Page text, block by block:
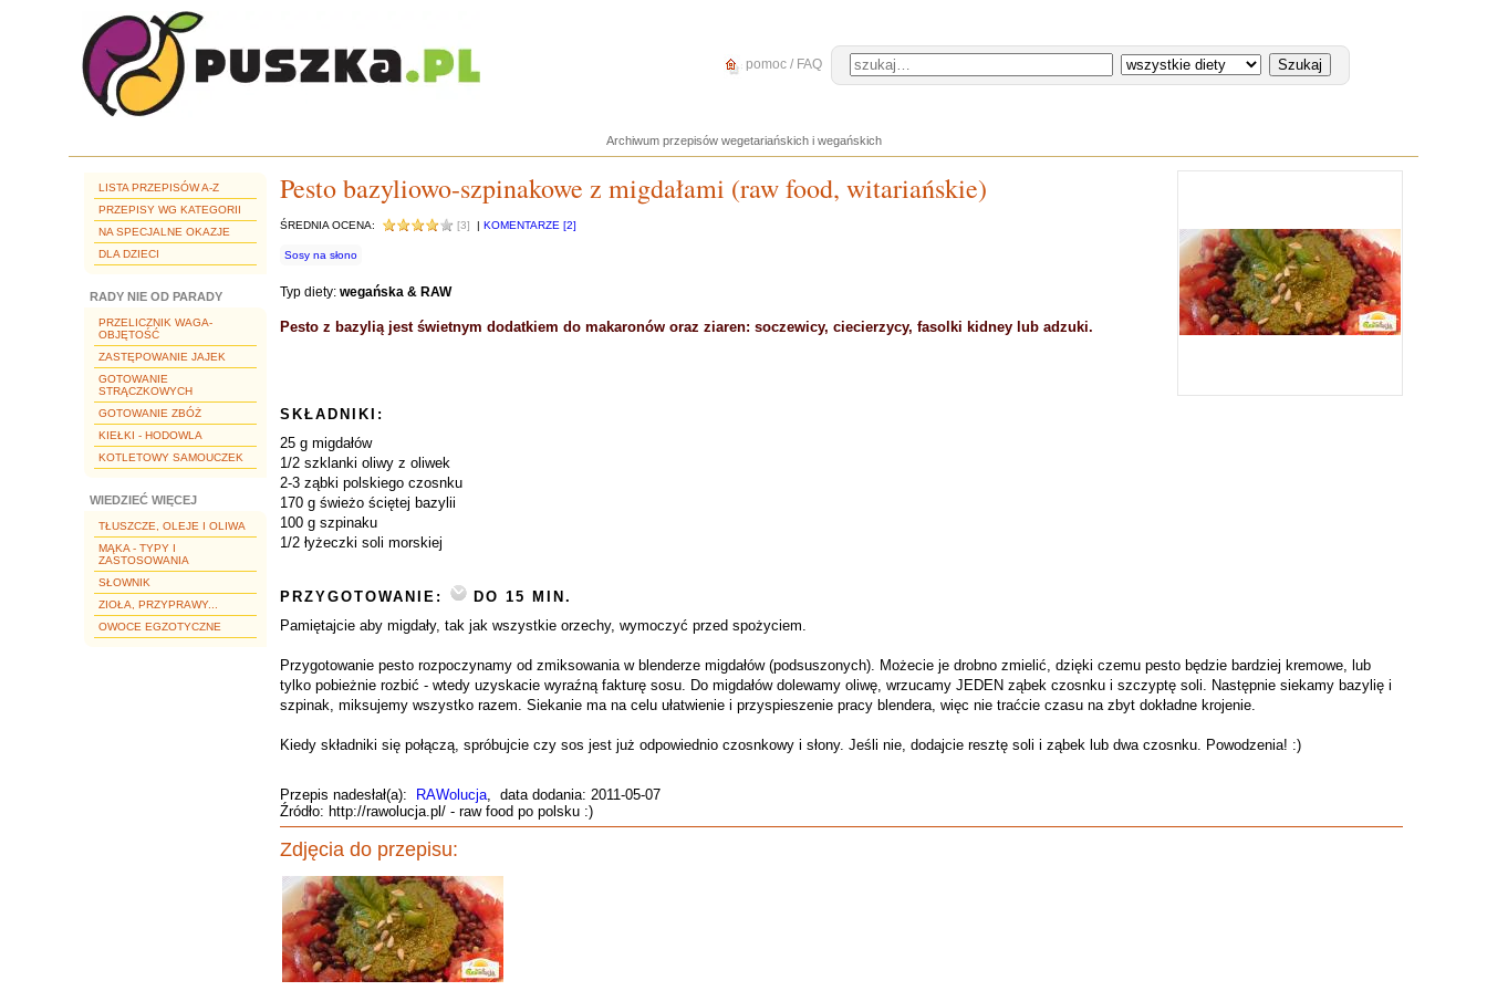
pomoc / FAQ
Archiwum przepisów wegetariańskich i wegańskich
LISTA PRZEPISÓW A-Z
PRZEPISY WG KATEGORII
NA SPECJALNE OKAZJE
DLA DZIECI
RADY NIE OD PARADY
PRZELICZNIK WAGA-
OBJĘTOŚĆ
ZASTĘPOWANIE JAJEK
GOTOWANIE
STRĄCZKOWYCH
GOTOWANIE ZBÓŻ
KIEŁKI - HODOWLA
KOTLETOWY SAMOUCZEK
WIEDZIEĆ WIĘCEJ
TŁUSZCZE, OLEJE I OLIWA
MĄKA - TYPY I
ZASTOSOWANIA
SŁOWNIK
ZIOŁA, PRZYPRAWY...
OWOCE EGZOTYCZNE
Pesto bazyliowo-szpinakowe z migdałami (raw food, witariańskie)
ŚREDNIA OCENA: [3] | KOMENTARZE [2]
Sosy na słono
Typ diety: wegańska & RAW
Pesto z bazylią jest świetnym dodatkiem do makaronów oraz ziaren: soczewicy, ciecierzycy, fasolki kidney lub adzuki.
SKŁADNIKI:
25 g migdałów
1/2 szklanki oliwy z oliwek
2-3 ząbki polskiego czosnku
170 g świeżo ściętej bazylii
100 g szpinaku
1/2 łyżeczki soli morskiej
PRZYGOTOWANIE:
DO 15 MIN.
Pamiętajcie aby migdały, tak jak wszystkie orzechy, wymoczyć przed spożyciem.
Przygotowanie pesto rozpoczynamy od zmiksowania w blenderze migdałów (podsuszonych). Możecie je drobno zmielić, dzięki czemu pesto będzie bardziej kremowe, lub
tylko pobieżnie rozbić - wtedy uzyskacie wyraźną fakturę sosu. Do migdałów dolewamy oliwę, wrzucamy JEDEN ząbek czosnku i szczyptę soli. Następnie siekamy bazylię i
szpinak, miksujemy wszystko razem. Siekanie ma na celu ułatwienie i przyspieszenie pracy blendera, więc nie traćcie czasu na zbyt dokładne krojenie.
Kiedy składniki się połączą, spróbujcie czy sos jest już odpowiednio czosnkowy i słony. Jeśli nie, dodajcie resztę soli i ząbek lub dwa czosnku. Powodzenia! :)
Przepis nadesłał(a): RAWolucja, data dodania: 2011-05-07
Źródło: http://rawolucja.pl/ - raw food po polsku :)
Zdjęcia do przepisu: